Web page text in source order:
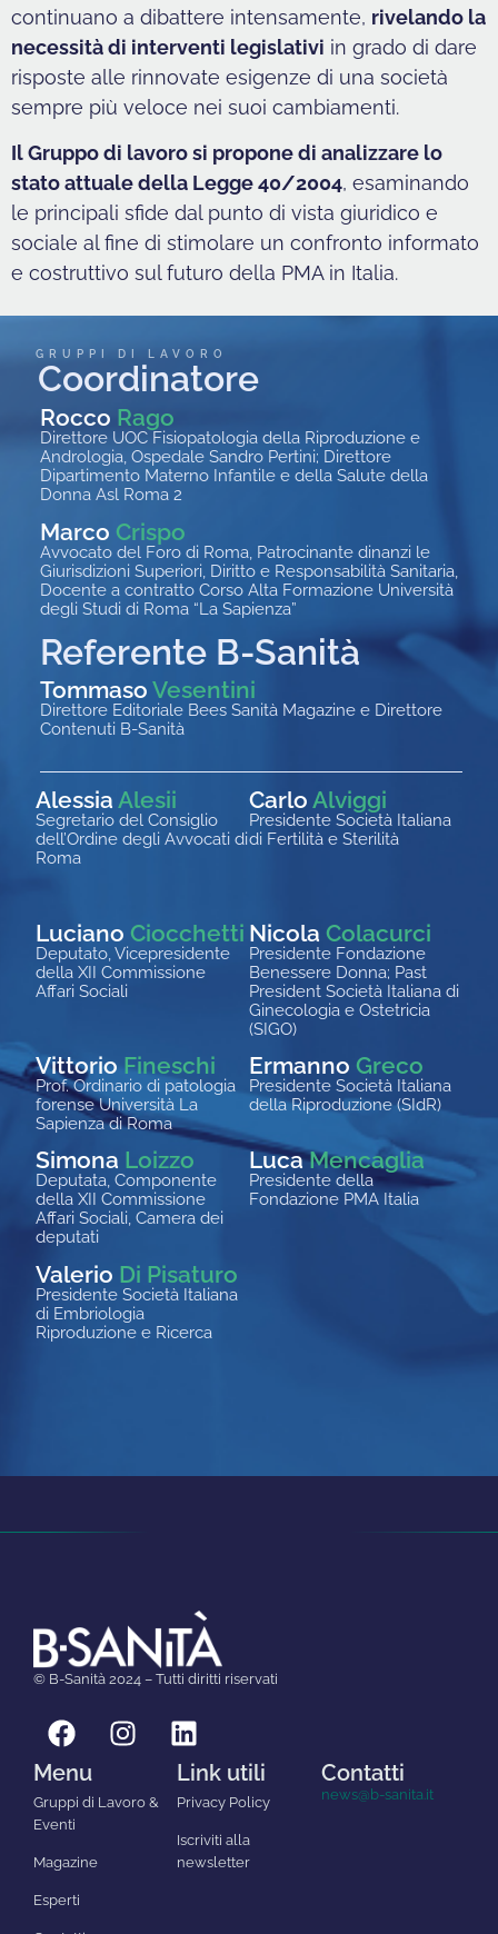
continuano a dibattere intensamente, rivelando la
necessità di interventi legislativi in grado di dare
risposte alle rinnovate esigenze di una società
sempre più veloce nei suoi cambiamenti.
Il Gruppo di lavoro si propone di analizzare lo
stato attuale della Legge 40/2004, esaminando
le principali sfide dal punto di vista giuridico e
sociale al fine di stimolare un confronto informato
e costruttivo sul futuro della PMA in Italia.
GRUPPI DI LAVORO
Coordinatore
Rocco Rago
Direttore UOC Fisiopatologia della Riproduzione e
Andrologia, Ospedale Sandro Pertini; Direttore
Dipartimento Materno Infantile e della Salute della
Donna Asl Roma 2
Marco Crispo
Avvocato del Foro di Roma, Patrocinante dinanzi le
Giurisdizioni Superiori, Diritto e Responsabilità Sanitaria,
Docente a contratto Corso Alta Formazione Università
degli Studi di Roma “La Sapienza”
Referente B-Sanità
TommasoVesentini
Direttore Editoriale Bees Sanità Magazine e Direttore
Contenuti B-Sanità
AlessiaAlesii
Segretario del Consiglio
dell’Ordine degli Avvocati di
Roma
Carlo Alviggi
Presidente Società Italiana
di Fertilità e Sterilità
Luciano Ciocchetti
Deputato ,Vicepresidente
della XII Commissione
Affari Sociali
Nicola Colacurci
Presidente Fondazione
Benessere Donna; Past
President Società Italiana di
Ginecologia e Ostetricia
(SIGO)
Vittorio Fineschi
Prof. Ordinario di patologia
forense Università La
Sapienza di Roma
Ermanno Greco
Presidente Società Italiana
dellaRiproduzione(SIdR)
Simona Loizzo
Deputata,Componente
della XII Commissione
Affari Sociali, Camera dei
deputati
LucaMencaglia
Presidente della
Fondazione PMA Italia
Valerio Di Pisaturo
Presidente Società Italiana
di Embriologia
Riproduzione e Ricerca
© B-Sanità 2024 – Tutti diritti riservati
Menu
Gruppi di Lavoro &
Eventi
Magazine
Esperti
Link utili
Privacy Policy
Iscriviti alla
newsletter
Contatti
news@b-sanita.it